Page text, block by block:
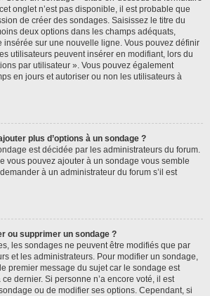
onglet n’est pas disponible, il est probable que
de créer des sondages. Saisissez le titre du
deux options dans les champs adéquats,
insérée sur une nouvelle ligne. Vous pouvez définir
utilisateurs peuvent insérer en modifiant, lors du
par utilisateur ». Vous pouvez également
en jours et autoriser ou non les utilisateurs à
plus d’options à un sondage ?
est décidée par les administrateurs du forum.
vous pouvez ajouter à un sondage vous semble
à un administrateur du forum s’il est
ou supprimer un sondage ?
les sondages ne peuvent être modifiés que par
et les administrateurs. Pour modifier un sondage,
premier message du sujet car le sondage est
dernier. Si personne n’a encore voté, il est
ou de modifier ses options. Cependant, si